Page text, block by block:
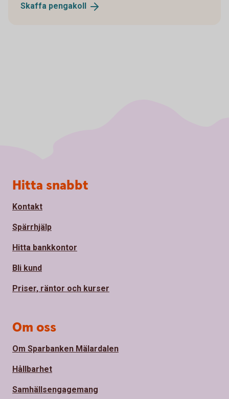
Skaffa pengakoll
Sidfot
Hitta snabbt
Kontakt
Spärrhjälp
Hitta bankkontor
Bli kund
Priser, räntor och kurser
Om oss
Om Sparbanken Mälardalen
Hållbarhet
Samhällsengagemang